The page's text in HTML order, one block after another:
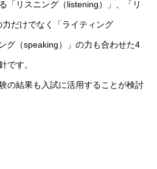
「リスニング（listening）」、「リ
だけでなく「ライティング
グ（speaking）」の力も合わせた4
です。
の結果も入試に活用することが検討